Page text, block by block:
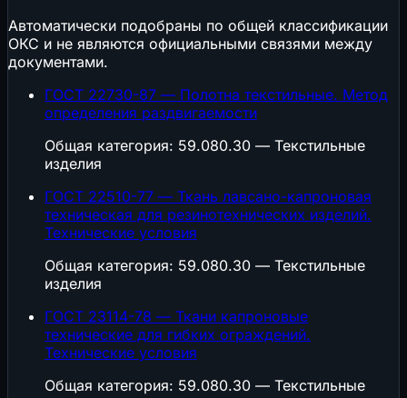
Автоматически подобраны по общей классификации
ОКС и не являются официальными связями между
документами.
ГОСТ 22730-87 — Полотна текстильные. Метод
определения раздвигаемости
Общая категория: 59.080.30 — Текстильные
изделия
ГОСТ 22510-77 — Ткань лавсано-капроновая
техническая для резинотехнических изделий.
Технические условия
Общая категория: 59.080.30 — Текстильные
изделия
ГОСТ 23114-78 — Ткани капроновые
технические для гибких ограждений.
Технические условия
Общая категория: 59.080.30 — Текстильные